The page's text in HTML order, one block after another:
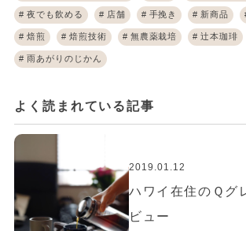
夜でも飲める 店舗 手挽き 新商品
焙煎 焙煎技術 無農薬栽培 辻本珈琲
雨あがりのじかん
よく読まれている記事
2019.01.12
ハワイ在住のＱグ
ビュー